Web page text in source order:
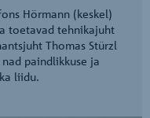
Hörmann (keskel)
toetavad tehnikajuht
Thomas Stürzl
paindlikkuse ja
liidu.